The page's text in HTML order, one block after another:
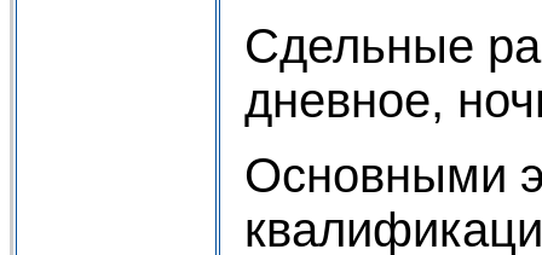
Сдельные
дневное,
Основными